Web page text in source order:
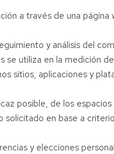
a través de una
y análisis del
utiliza en la medición
sitios, aplicaciones y
posible, de los
en base a
y elecciones